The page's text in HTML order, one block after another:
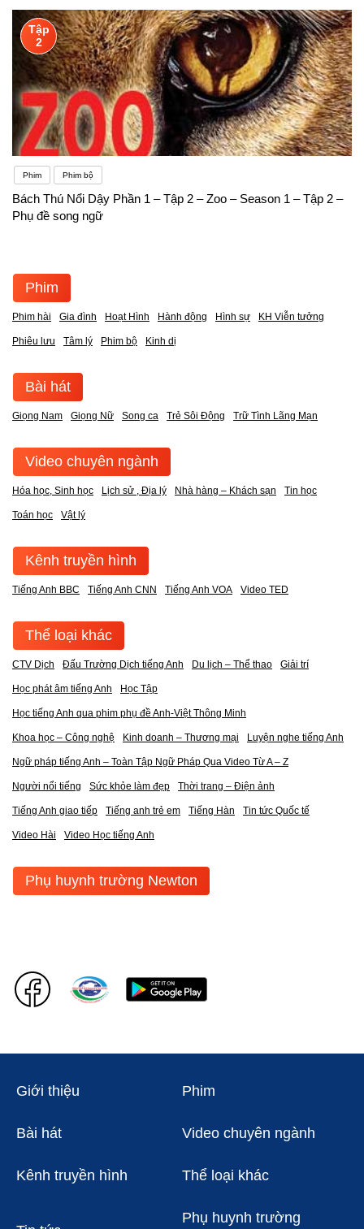
Tập
2
Phim Phim bộ
Bách Thú Nổi Dậy Phần 1 – Tập 2 – Zoo – Season 1 – Tập 2 –
Phụ đề song ngữ
Phim
Phim hài Gia đình Hoạt Hình Hành động Hình sự KH Viễn tưởng
Phiêu lưu Tâm lý Phim bộ Kinh dị
Bài hát
Giọng Nam Giọng Nữ Song ca Trẻ Sôi Động Trữ Tình Lãng Mạn
Video chuyên ngành
Hóa học, Sinh học Lịch sử , Địa lý Nhà hàng – Khách sạn Tin học
Toán học Vật lý
Kênh truyền hình
Tiếng Anh BBC Tiếng Anh CNN Tiếng Anh VOA Video TED
Thể loại khác
CTV Dịch Đấu Trường Dịch tiếng Anh Du lịch – Thể thao Giải trí
Học phát âm tiếng Anh Học Tập
Học tiếng Anh qua phim phụ đề Anh-Việt Thông Minh
Khoa học – Công nghệ Kinh doanh – Thương mại Luyện nghe tiếng Anh
Ngữ pháp tiếng Anh – Toàn Tập Ngữ Pháp Qua Video Từ A – Z
Người nổi tiếng Sức khỏe làm đẹp Thời trang – Điện ảnh
Tiếng Anh giao tiếp Tiếng anh trẻ em Tiếng Hàn Tin tức Quốc tế
Video Hài Video Học tiếng Anh
Phụ huynh trường Newton
Giới thiệu Phim
Bài hát Video chuyên ngành
Kênh truyền hình Thể loại khác
Phụ huynh trường